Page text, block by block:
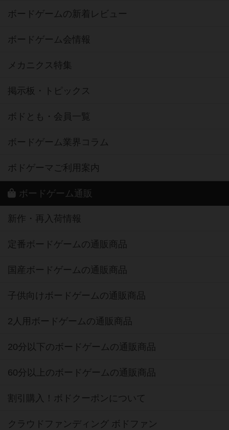
ボードゲームの新着レビュー
ボードゲーム会情報
メカニクス特集
掲示板・トピックス
ボドとも・会員一覧
ボードゲーム業界コラム
ボドゲーマご利用案内
ボードゲーム通販
新作・再入荷情報
定番ボードゲームの通販商品
国産ボードゲームの通販商品
子供向けボードゲームの通販商品
2人用ボードゲームの通販商品
20分以下のボードゲームの通販商品
60分以上のボードゲームの通販商品
割引購入！ボドクーポンについて
クラウドファンディング ボドファン